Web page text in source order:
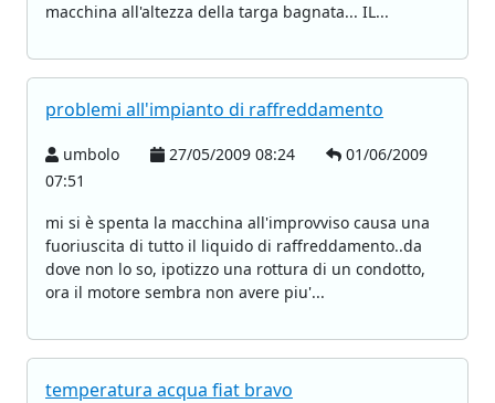
macchina all'altezza della targa bagnata... IL...
problemi all'impianto di raffreddamento
umbolo 27/05/2009 08:24
01/06/2009
07:51
mi si è spenta la macchina all'improvviso causa una
fuoriuscita di tutto il liquido di raffreddamento..da
dove non lo so, ipotizzo una rottura di un condotto,
ora il motore sembra non avere piu'...
temperatura acqua fiat bravo